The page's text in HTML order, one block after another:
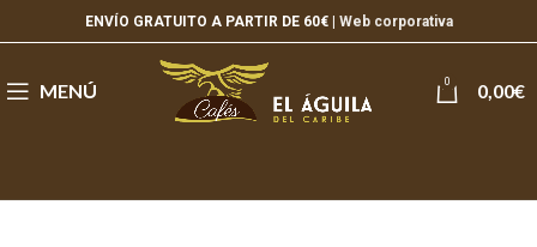
ENVÍO GRATUITO A PARTIR DE 60€ | Web corporativa
MENÚ 0 0,00€